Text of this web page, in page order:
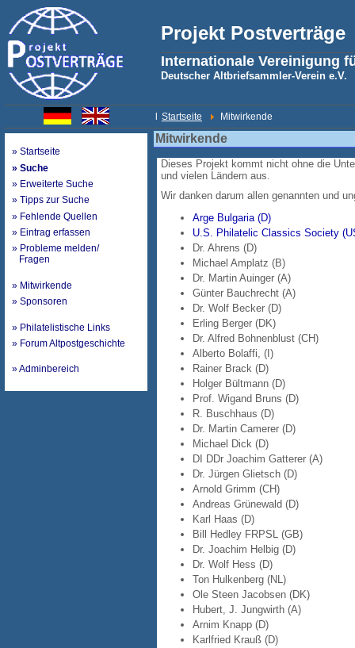
Projekt Postverträge
Internationale Vereinigung
Deutscher Altbriefsammler-Verein e.V.
Startseite Mitwirkende
» Startseite
» Suche
» Erweiterte Suche
» Tipps zur Suche
» Fehlende Quellen
» Eintrag erfassen
» Probleme melden/
Fragen
» Mitwirkende
» Sponsoren
» Philatelistische Links
» Forum Altpostgeschichte
» Adminbereich
Mitwirkende
Dieses Projekt kommt nicht ohne die
und vielen Ländern aus.
Wir danken darum allen genannten und
Arge Bulgaria (D)
U.S. Philatelic Classics Society
Dr. Ahrens (D)
Michael Amplatz (B)
Dr. Martin Auinger (A)
Günter Bauchrecht (A)
Dr. Wolf Becker (D)
Erling Berger (DK)
Dr. Alfred Bohnenblust (CH)
Alberto Bolaffi, (I)
Rainer Brack (D)
Holger Bültmann (D)
Prof. Wigand Bruns (D)
R. Buschhaus (D)
Dr. Martin Camerer (D)
Michael Dick (D)
DI DDr Joachim Gatterer (A)
Dr. Jürgen Glietsch (D)
Arnold Grimm (CH)
Andreas Grünewald (D)
Karl Haas (D)
Bill Hedley FRPSL (GB)
Dr. Joachim Helbig (D)
Dr. Wolf Hess (D)
Ton Hulkenberg (NL)
Ole Steen Jacobsen (DK)
Hubert, J. Jungwirth (A)
Arnim Knapp (D)
Karlfried Krauß (D)